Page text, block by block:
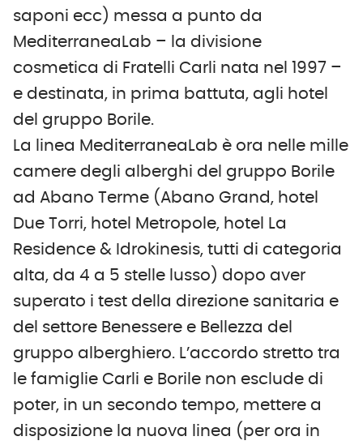
saponi ecc) messa a punto da
MediterraneaLab – la divisione
cosmetica di Fratelli Carli nata nel 1997 –
e destinata, in prima battuta, agli hotel
del gruppo Borile.
La linea MediterraneaLab è ora nelle mille
camere degli alberghi del gruppo Borile
ad Abano Terme (Abano Grand, hotel
Due Torri, hotel Metropole, hotel La
Residence & Idrokinesis, tutti di categoria
alta, da 4 a 5 stelle lusso) dopo aver
superato i test della direzione sanitaria e
del settore Benessere e Bellezza del
gruppo alberghiero. L’accordo stretto tra
le famiglie Carli e Borile non esclude di
poter, in un secondo tempo, mettere a
disposizione la nuova linea (per ora in